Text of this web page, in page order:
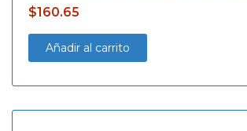
$160.65
Añadir al carrito